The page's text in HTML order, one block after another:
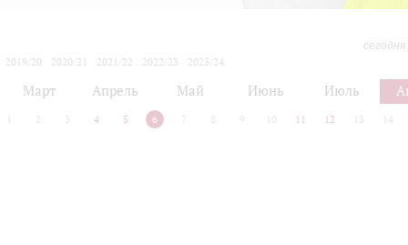
2019/20
2020/21 2021/22 2022/23
2023/24
Март Апрель Май Июнь Июль
2 3 4 5 6 7 8 9 10 11 12 13 14